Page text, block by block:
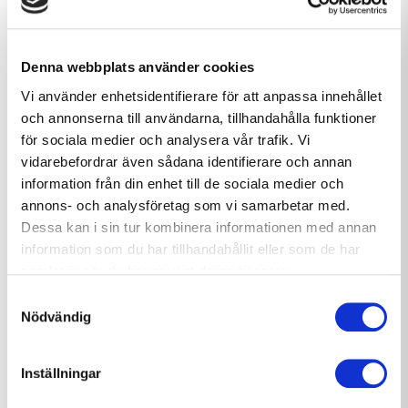
Denna webbplats använder cookies
Vi använder enhetsidentifierare för att anpassa innehållet
och annonserna till användarna, tillhandahålla funktioner
för sociala medier och analysera vår trafik. Vi
vidarebefordrar även sådana identifierare och annan
information från din enhet till de sociala medier och
annons- och analysföretag som vi samarbetar med.
Dessa kan i sin tur kombinera informationen med annan
information som du har tillhandahållit eller som de har
Nödvändig
Inställningar
verksamhetsområde "Byggkonsultföretag”
gärna nära de befintliga
entreprenadföretagen i gruppen.
– Det finns starka synergier mellan våra
respektive områden, vilket gynnar oss
alla, avslutar han.
Fakta Totalprojekt Norr:
Byggkonsultföretag med inriktning
på projektledning,